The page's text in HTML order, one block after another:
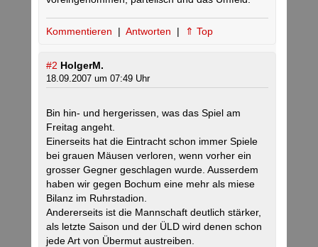
Kommentieren | Antworten | ⇑ Top
#2 HolgerM.
18.09.2007 um 07:49 Uhr
Bin hin- und hergerissen, was das Spiel am
Freitag angeht.
Einerseits hat die Eintracht schon immer Spiele
bei grauen Mäusen verloren, wenn vorher ein
grosser Gegner geschlagen wurde. Ausserdem
haben wir gegen Bochum eine mehr als miese
Bilanz im Ruhrstadion.
Andererseits ist die Mannschaft deutlich stärker,
als letzte Saison und der ÜLD wird denen schon
jede Art von Übermut austreiben.